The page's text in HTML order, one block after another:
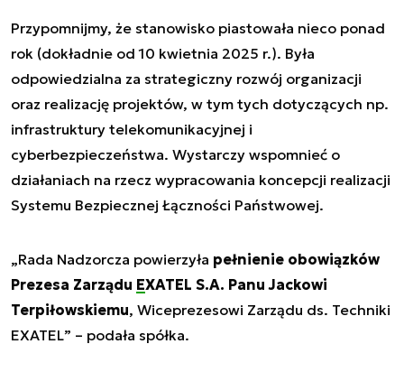
Przypomnijmy, że stanowisko piastowała nieco ponad
rok (dokładnie od 10 kwietnia 2025 r.). Była
odpowiedzialna za strategiczny rozwój organizacji
oraz realizację projektów, w tym tych dotyczących np.
infrastruktury telekomunikacyjnej i
cyberbezpieczeństwa. Wystarczy wspomnieć o
działaniach na rzecz wypracowania koncepcji realizacji
Systemu Bezpiecznej Łączności Państwowej.
„Rada Nadzorcza powierzyła pełnienie obowiązków
Prezesa Zarządu EXATEL S.A. Panu Jackowi
Terpiłowskiemu, Wiceprezesowi Zarządu ds. Techniki
EXATEL” – podała spółka.